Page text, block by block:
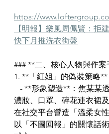
https://
【明報】樂風周佩賢：拒
快下月推洗衣街盤
### **二、核心人物與作
1. **「紅姐」的偽裝策略**
濃妝、口罩、碎花連衣裙
在社交平台營造「溫柔女
以「不圖回報」的關懷話